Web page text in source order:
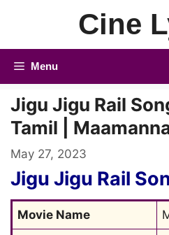
Cine
Menu
Jigu Jigu Rail
Tamil |
May 27, 2023
Jigu Jigu Rail
Movie Name